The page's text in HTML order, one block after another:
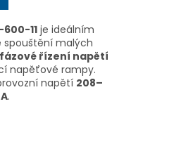
600-11je ideálním
spouštění malých
řízení napětí
napěťové rampy.
napětí 208–
.